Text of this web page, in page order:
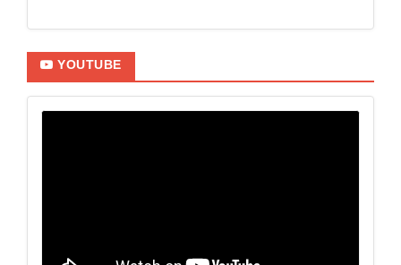
YOUTUBE